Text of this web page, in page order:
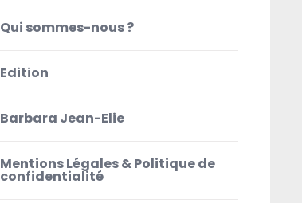
Qui sommes-nous ?
Edition
Barbara Jean-Elie
Mentions Légales & Politique de
confidentialité